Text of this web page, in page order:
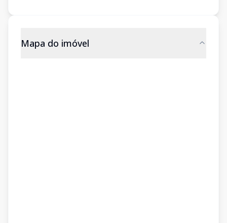
Mapa do imóvel